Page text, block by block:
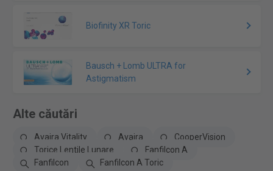
Biofinity XR Toric
Bausch + Lomb ULTRA for
Astigmatism
Alte căutări
Avaira Vitality Avaira
CooperVision
Torice Lentile Lunare
Fanfilcon A
Fanfilcon
Fanfilcon A Toric